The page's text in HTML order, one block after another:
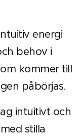
energi
behov i
kommer till
påbörjas.
intuitivt och
stilla